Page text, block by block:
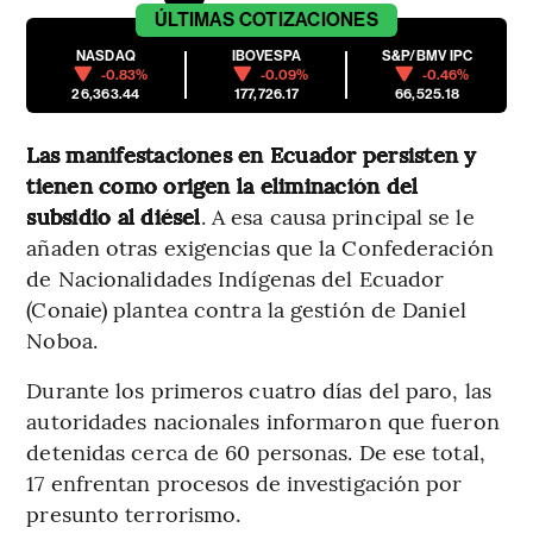
ÚLTIMAS COTIZACIONES
NASDAQ
-0.83%
26,363.44
IBOVESPA
-0.09%
177,726.17
S&P/BMV IPC
-0.46%
66,525.18
Las manifestaciones en Ecuador persisten y
tienen como origen la eliminación del
subsidio al diésel. A esa causa principal se le
añaden otras exigencias que la Confederación
de Nacionalidades Indígenas del Ecuador
(Conaie) plantea contra la gestión de Daniel
Noboa.
Durante los primeros cuatro días del paro, las
autoridades nacionales informaron que fueron
detenidas cerca de 60 personas. De ese total,
17 enfrentan procesos de investigación por
presunto terrorismo.